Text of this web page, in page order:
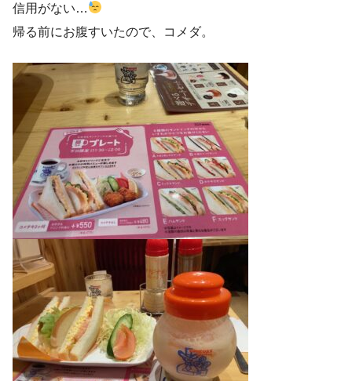
信用がない…
帰る前にお腹すいたので、コメダ。